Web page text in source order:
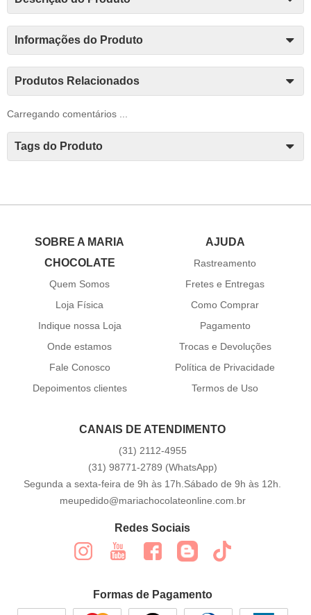
Informações do Produto
Produtos Relacionados
Carregando comentários ...
Tags do Produto
SOBRE A MARIA
CHOCOLATE
Quem Somos
Loja Física
Indique nossa Loja
Onde estamos
Fale Conosco
Depoimentos clientes
AJUDA
Rastreamento
Fretes e Entregas
Como Comprar
Pagamento
Trocas e Devoluções
Política de Privacidade
Termos de Uso
CANAIS DE ATENDIMENTO
(31) 2112-4955
(31) 98771-2789 (WhatsApp)
Segunda a sexta-feira de 9h às 17h.Sábado de 9h às 12h.
meupedido@mariachocolateonline.com.br
Redes Sociais
Formas de Pagamento